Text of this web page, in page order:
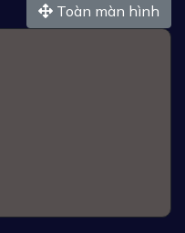
Toàn màn hình